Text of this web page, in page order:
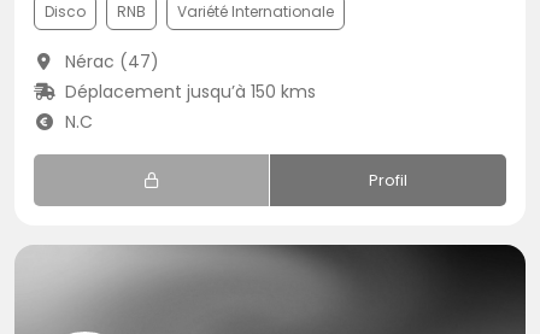
Disco RNB Variété Internationale
Nérac (47)
Déplacement jusqu’à 150 kms
N.C
Profil